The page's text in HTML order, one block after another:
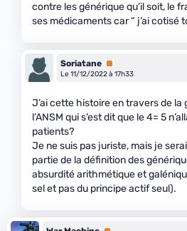
contre les générique qu’il soit, le
ses médicaments car “ j’ai cotisé
Soriatane Premium
Le 11/12/2022 à 17h33
J’ai cette histoire en travers de la
l’ANSM qui s’est dit que le 4= 5
patients?
Je ne suis pas juriste, mais je
partie de la définition des
absurdité arithmétique et
sel et pas du principe actif seul).